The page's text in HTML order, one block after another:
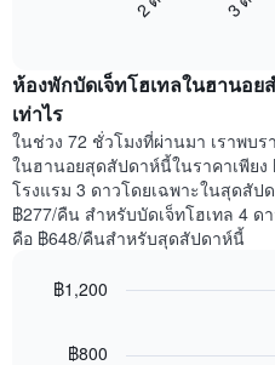
ของ
ห้อง
พัก
คืน
นี้
ที่
พบ
ใน
ผ่าน
ห้องพักบัดเจ็ทโฮเทลในฮานอ
เท่าไร
ในช่วง 72 ชั่วโมงที่ผ่านมา เราพบ
ในฮานอยสุดสัปดาห์นี้ในราคาเพีย
โรงแรม 3 ดาวโดยเฉพาะในสุดสั
฿277/คืน สำหรับบัดเจ็ทโฮเทล 4
คือ ฿648/คืนสำหรับสุดสัปดาห์นี้
with฿800
฿1,200